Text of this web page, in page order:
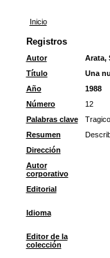
Inicio
Registros
Autor
Arata,
Título
Una
Año
1988
Número
12
Palabras clave
Resumen
Dirección
Autor
corporativo
Editorial
Idioma
Editor de la
colección